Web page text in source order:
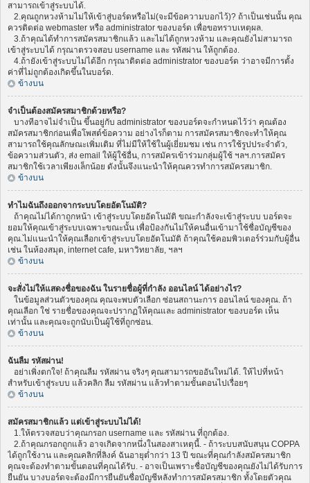
สามารถเข้าสู่ระบบได้.
2.คุณถูกหวงห้ามไม่ให้เข้าสู่บอร์ดหรือไม่(จะมีข้อความบอกไว้)? ถ้าเป็นเช่นนั้น คุณ
ควรติดต่อ webmaster หรือ administrator ของบอร์ด เพื่อขอทราบเหตุผล.
3.ถ้าคุณได้ทำการสมัครสมาชิกแล้ว และไม่ได้ถูกหวงห้าม และคุณยังไม่สามารถ
เข้าสู่ระบบได้ กรุณาตรวจสอบ username และ รหัสผ่าน ให้ถูกต้อง.
4.ถ้ายังเข้าสู่ระบบไม่ได้อีก กรุณาติดต่อ administrator ของบอร์ด ว่าอาจมีการตั้ง
ค่าที่ไม่ถูกต้องเกิดขึ้นในบอร์ด.
ข้างบน
จำเป็นต้องสมัครสมาชิกด้วยหรือ?
บางทีอาจไม่จำเป็น ขึ้นอยู่กับ administrator ของบอร์ดจะกำหนดไว้ว่า คุณต้อง
สมัครสมาชิกก่อนเพื่อโพสต์ข้อความ อย่างไรก็ตาม การสมัครสมาชิกจะทำให้คุณ
สามารถใช้คุณลักษณะเพิ่มเติม ที่ไม่มีให้ใช้ในผู้เยี่ยมชม เช่น การใช้รูปประจำตัว,
ข้อความส่วนตัว, ส่ง email ให้ผู้ใช้อื่น, การสมัครเข้าร่วมกลุ่มผู้ใช้ ฯลฯ.การสมัคร
สมาชิกใช้เวลาเพียงเล็กน้อย ดังนั้นจึงแนะนำให้คุณควรทำการสมัครสมาชิก.
ข้างบน
ทำไมฉันถึงออกจากระบบโดยอัตโนมัติ?
ถ้าคุณไม่ได้กาถูกหน้า เข้าสู่ระบบโดยอัตโนมัติ ขณะกำลังจะเข้าสู่ระบบ บอร์ดจะ
ยอมให้คุณเข้าสู่ระบบเฉพาะขณะนั้น เพื่อป้องกันไม่ให้คนอื่นเข้ามาใช้ชื่อบัญชีของ
คุณ.ไม่แนะนำให้คุณเลือกเข้าสู่ระบบโดยอัตโนมัติ ถ้าคุณใช้คอมพิวเตอร์ร่วมกับผู้อื่น
เช่น ในห้องสมุด, internet cafe, มหาวิทยาลัย, ฯลฯ
ข้างบน
จะสั่งไม่ให้แสดงชื่อของฉัน ในรายชื่อผู้ที่กำลัง ออนไลน์ ได้อย่างไร?
ในข้อมูลส่วนตัวของคุณ คุณจะพบตัวเลือก ซ่อนสถานะการ ออนไลน์ ของคุณ. ถ้า
คุณเลือก ใช่ รายชื่อของคุณจะปรากฏให้คุณและ administrator ของบอร์ด เห็น
เท่านั้น และคุณจะถูกนับเป็นผู้ใช้ที่ถูกซ่อน.
ข้างบน
ฉันลืม รหัสผ่าน!
อย่าเพิ่งตกใจ! ถ้าคุณลืม รหัสผ่าน จริงๆ คุณสามารถขออันใหม่ได้. ให้ไปที่หน้า
สำหรับเข้าสู่ระบบ แล้วคลิก ลืม รหัสผ่าน แล้วทำตามขั้นตอนไปเรื่อยๆ
ข้างบน
สมัครสมาชิกแล้ว แต่เข้าสู่ระบบไม่ได้!
1.ให้ตรวจสอบว่าคุณกรอก username และ รหัสผ่าน ที่ถูกต้อง.
2.ถ้าคุณกรอกถูกแล้ว อาจเกิดจากหนึ่งในสองสาเหตุนี้. - ถ้าระบบสนับสนุน COPPA
ได้ถูกใช้งาน และคุณคลิกที่ลิงค์ ฉันอายุต่ำกว่า 13 ปี ขณะที่คุณกำลังสมัครสมาชิก
คุณจะต้องทำตามขั้นตอนที่คุณได้รับ. - อาจเป็นเพราะชื่อบัญชีของคุณยังไม่ได้รับการ
ยืนยัน บางบอร์ดจะต้องมีการยืนยันชื่อบัญชีหลังทำการสมัครสมาชิก ทั้งโดยตัวคุณ